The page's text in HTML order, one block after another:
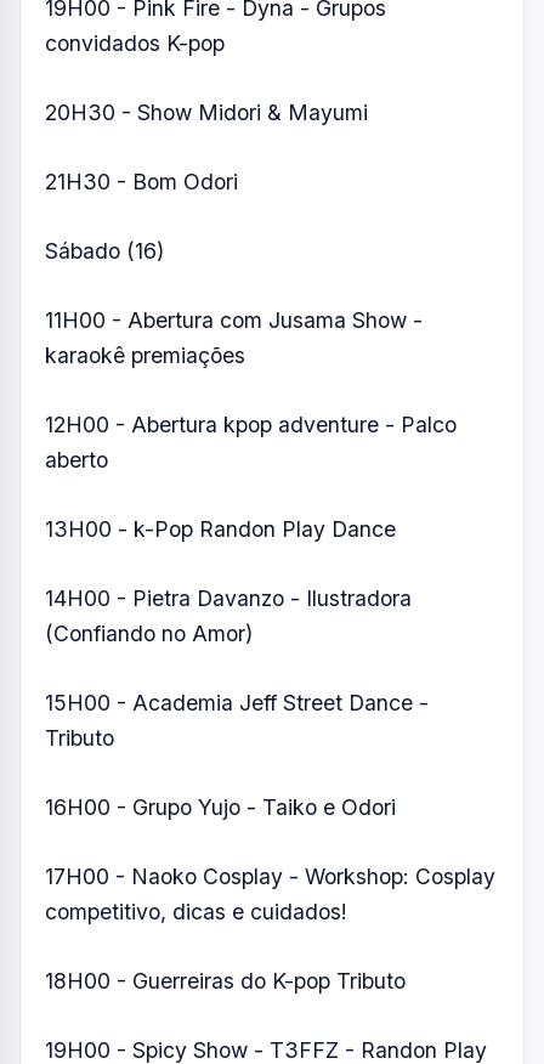
19H00 - Pink Fire - Dyna - Grupos
convidados K-pop
20H30 - Show Midori & Mayumi
21H30 - Bom Odori
Sábado (16)
11H00 - Abertura com Jusama Show -
karaokê premiações
12H00 - Abertura kpop adventure - Palco
aberto
13H00 - k-Pop Randon Play Dance
14H00 - Pietra Davanzo - Ilustradora
(Confiando no Amor)
15H00 - Academia Jeff Street Dance -
Tributo
16H00 - Grupo Yujo - Taiko e Odori
17H00 - Naoko Cosplay - Workshop: Cosplay
competitivo, dicas e cuidados!
18H00 - Guerreiras do K-pop Tributo
19H00 - Spicy Show - T3FFZ - Randon Play